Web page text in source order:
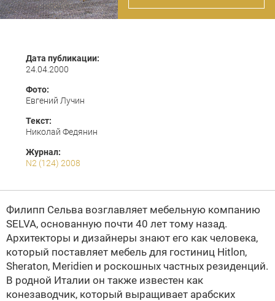
Дата публикации:
24.04.2000
Фото:
Евгений Лучин
Текст:
Николай Федянин
Журнал:
N2 (124) 2008
Филипп Сельва возглавляет мебельную компанию
SELVA, основанную почти 40 лет тому назад.
Архитекторы и дизайнеры знают его как человека,
который поставляет мебель для гостиниц Hitlon,
Sheraton, Meridien и роскошных частных резиденций.
В родной Италии он также известен как
конезаводчик, который выращивает арабских